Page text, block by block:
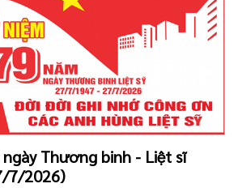
ngày Thương binh - Liệt sĩ
7/2026)